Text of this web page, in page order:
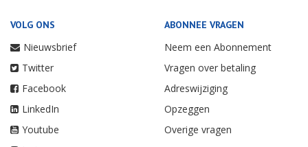
VOLG ONS
Nieuwsbrief
Twitter
Facebook
LinkedIn
Youtube
ABONNEE VRAGEN
Neem een Abonnement
Vragen over betaling
Adreswijziging
Opzeggen
Overige vragen